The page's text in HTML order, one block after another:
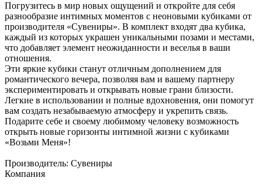
Погрузитесь в мир новых ощущений и откройте для себя
разнообразие интимных моментов с неоновыми кубиками от
производителя «Сувениры». В комплект входят два кубика,
каждый из которых украшен уникальными позами и местами,
что добавляет элемент неожиданности и веселья в ваши
отношения.
Эти яркие кубики станут отличным дополнением для
романтического вечера, позволяя вам и вашему партнеру
экспериментировать и открывать новые грани близости.
Легкие в использовании и полные вдохновения, они помогут
вам создать незабываемую атмосферу и укрепить связь.
Подарите себе и своему любимому человеку возможность
открыть новые горизонты интимной жизни с кубиками
«Возьми Меня»!
Производитель: Сувениры
Компания